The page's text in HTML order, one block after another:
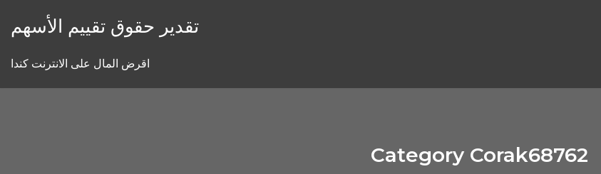
تقدير حقوق تقييم الأسهم
اقرض المال على الانترنت كندا
Category Corak68762